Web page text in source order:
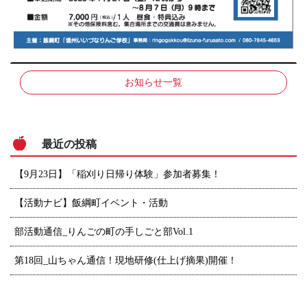
お知らせ一覧
最近の投稿
【9月23日】「稲刈り日帰り体験」参加者募集！
【活動ナビ】飯綱町イベント・活動
部活動通信_りんごの町の手しごと部Vol.1
第18回_山ちゃん通信！現地研修(仕上げ摘果)開催！